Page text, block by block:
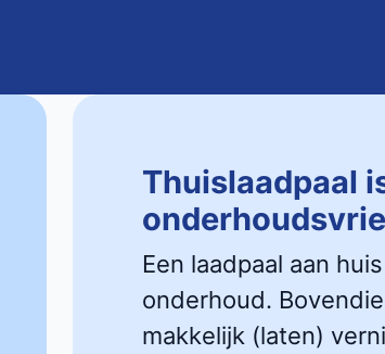
Thuislaadpaal
Een laadpaal aan
onderhoud.
makkelijk (laten)